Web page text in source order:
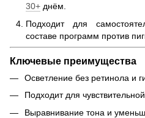
30+ днём.
Подходит для
составе программ против
Ключевые преимущества
Осветление без ретинола и
Подходит для
Выравнивание тона и